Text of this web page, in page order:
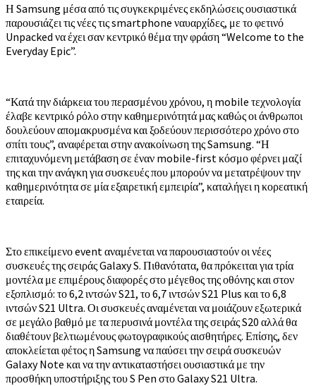
Η Samsung μέσα από τις συγκεκριμένες εκδηλώσεις ουσιαστικά
παρουσιάζει τις νέες τις smartphone ναυαρχίδες, με το φετινό
Unpacked να έχει σαν κεντρικό θέμα την φράση “Welcome to the
Everyday Epic”.
“Κατά την διάρκεια του περασμένου χρόνου, η mobile τεχνολογία
έλαβε κεντρικό ρόλο στην καθημερινότητά μας καθώς οι άνθρωποι
δουλεύουν απομακρυσμένα και ξοδεύουν περισσότερο χρόνο στο
σπίτι τους”, αναφέρεται στην ανακοίνωση της Samsung. “Η
επιταχυνόμενη μετάβαση σε έναν mobile-first κόσμο φέρνει μαζί
της και την ανάγκη για συσκευές που μπορούν να μετατρέψουν την
καθημερινότητα σε μία εξαιρετική εμπειρία”, καταλήγει η κορεατική
εταιρεία.
Στο επικείμενο event αναμένεται να παρουσιαστούν οι νέες
συσκευές της σειράς Galaxy S. Πιθανότατα, θα πρόκειται για τρία
μοντέλα με επιμέρους διαφορές στο μέγεθος της οθόνης και στον
εξοπλισμό: το 6,2 ιντσών S21, το 6,7 ιντσών S21 Plus και το 6,8
ιντσών S21 Ultra. Οι συσκευές αναμένεται να μοιάζουν εξωτερικά
σε μεγάλο βαθμό με τα περυσινά μοντέλα της σειράς S20 αλλά θα
διαθέτουν βελτιωμένους φωτογραφικούς αισθητήρες. Επίσης, δεν
αποκλείεται φέτος η Samsung να παύσει την σειρά συσκευών
Galaxy Note και να την αντικαταστήσει ουσιαστικά με την
προσθήκη υποστήριξης του S Pen στο Galaxy S21 Ultra.